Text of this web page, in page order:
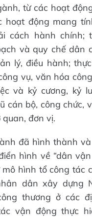
từ các hoạt
hoạt động mang
cách hành chính;
và quy chế dân
lý, điều hành;
vụ, văn hóa
và kỷ cương, kỷ
cán bộ, công chức,
đơn vị.
đã hình thành
hình về “dân
hình tổ công tác
dân xây dựng
thương ở các
vận động thực